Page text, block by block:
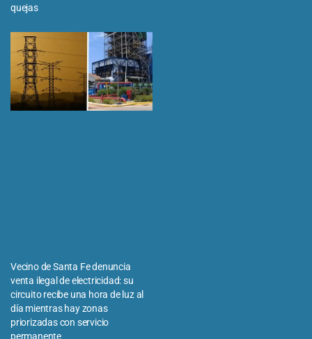
quejas
Vecino de Santa Fe denuncia
venta ilegal de electricidad: su
circuito recibe una hora de luz al
día mientras hay zonas
priorizadas con servicio
permanente